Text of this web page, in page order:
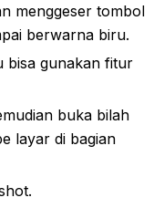
menggeser tombol
berwarna biru.
bisa gunakan fitur
buka bilah
layar di bagian